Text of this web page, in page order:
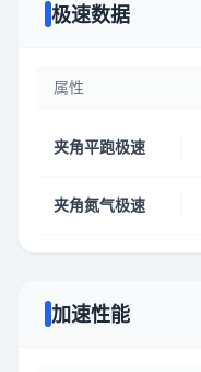
极速数据
属性
夹角平跑极速
夹角氮气极速
加速性能